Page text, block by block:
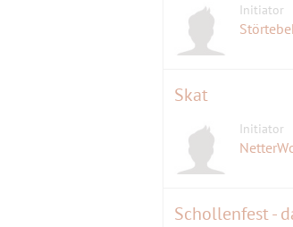
Initiator
Skat
Initiator
Schollenfest -